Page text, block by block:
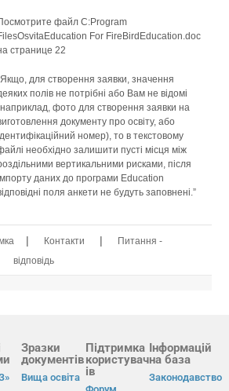
файл C:Program
For FireBirdEducation.doc
странице 22
для створення заявки, значення
полів не потрібні або Вам не відомі
фото для створення заявки на
документу про освіту, або
номер), то в текстовому
необхідно залишити пусті місця між
вертикальними рисками, після
даних до програми Education
поля анкети не будуть заповнені.”
| Контакти |
Питання -
відповідь
Зразки
документів
Вища освіта
Підтримка
користувач
ів
Інформацій
на база
Законодавство